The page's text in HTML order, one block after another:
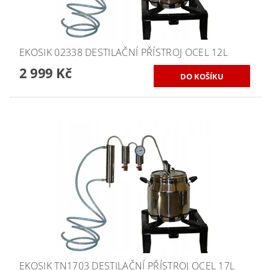
EKOSIK 02338 DESTILAČNÍ PŘÍSTROJ OCEL 12L
2 999 Kč
EKOSIK TN1703 DESTILAČNÍ PŘÍSTROJ OCEL 17L